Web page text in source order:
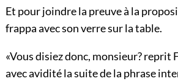
Et pour joindre la preuve à la
frappa avec son verre sur la table.
«Vous disiez donc, monsieur? reprit
avec avidité la suite de la phrase